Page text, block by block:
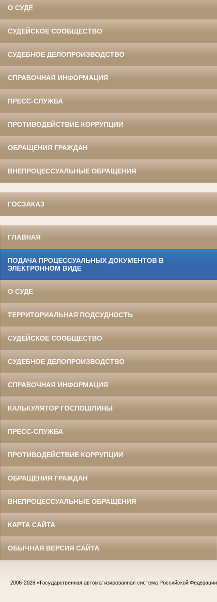
О СУДЕ
СУДЕЙСКОЕ СООБЩЕСТВО
СУДЕБНОЕ ДЕЛОПРОИЗВОДСТВО
СПРАВОЧНАЯ ИНФОРМАЦИЯ
ПРЕСС-СЛУЖБА
ПРОТИВОДЕЙСТВИЕ КОРРУПЦИИ
ОБРАЩЕНИЯ ГРАЖДАН
ВНЕПРОЦЕССУАЛЬНЫЕ ОБРАЩЕНИЯ
ГОСЗАКАЗ
ГЛАВНАЯ
ПОДАЧА ПРОЦЕССУАЛЬНЫХ ДОКУМЕНТОВ В
ЭЛЕКТРОННОМ ВИДЕ
О СУДЕ
ТЕРРИТОРИАЛЬНАЯ ПОДСУДНОСТЬ
СУДЕЙСКОЕ СООБЩЕСТВО
СУДЕБНОЕ ДЕЛОПРОИЗВОДСТВО
СПРАВОЧНАЯ ИНФОРМАЦИЯ
КАЛЬКУЛЯТОР ГОСПОШЛИНЫ
ПРЕСС-СЛУЖБА
ПРОТИВОДЕЙСТВИЕ КОРРУПЦИИ
ОБРАЩЕНИЯ ГРАЖДАН
ВНЕПРОЦЕССУАЛЬНЫЕ ОБРАЩЕНИЯ
КАРТА САЙТА
ОБЫЧНАЯ ВЕРСИЯ САЙТА
2006-2026 «Государственная автоматизированная система Российской